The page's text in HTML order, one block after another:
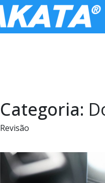
Categoria:
Revisão